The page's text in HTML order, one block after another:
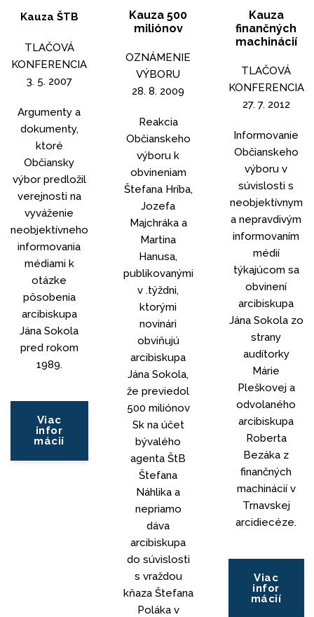
Kauza ŠTB
TLAČOVÁ
KONFERENCIA
3. 5. 2007
Argumenty a
dokumenty,
ktoré
Občiansky
výbor predložil
verejnosti na
vyváženie
neobjektívneho
informovania
médiami k
otázke
pôsobenia
arcibiskupa
Jána Sokola
pred rokom
1989.
Viac
infor
mácií
Kauza 500
miliónov
OZNÁMENIE
VÝBORU
28. 8. 2009
Reakcia
Občianskeho
výboru k
obvineniam
Štefana Hríba,
Jozefa
Majchráka a
Martina
Hanusa,
publikovanými
v .týždni,
ktorými
novinári
obviňujú
arcibiskupa
Jána Sokola,
že previedol
500 miliónov
Sk na účet
bývalého
agenta ŠtB
Štefana
Náhlika a
nepriamo
dáva
arcibiskupa
do súvislosti
s vraždou
kňaza Štefana
Poláka v
Kauza
finančných
machinácií
TLAČOVÁ
KONFERENCIA
27. 7. 2012
Informovanie
Občianskeho
výboru v
súvislosti s
neobjektívnym
a nepravdivým
informovaním
médií
týkajúcom sa
obvinení
arcibiskupa
Jána Sokola zo
strany
audítorky
Márie
Pleškovej a
odvolaného
arcibiskupa
Roberta
Bezáka z
finančných
machinácií v
Trnavskej
arcidiecéze.
Viac
infor
mácií